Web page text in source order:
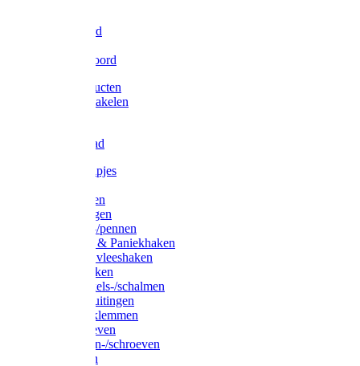
Metselkoord
Elastisch koord
Afdekproducten
Heffen en takelen
Waslijndraad
Simplexknipjes
Sleutelringen
Gelaste ringen
Borgveren-/pennen
Musketons & Paniekhaken
S-haken & vleeshaken
Karabijnhaken
Noodschakels-/schalmen
Harp-/D-sluitingen
Staaldraadklemmen
Spanschroeven
Ringmoeren-/schroeven
Puntkousen